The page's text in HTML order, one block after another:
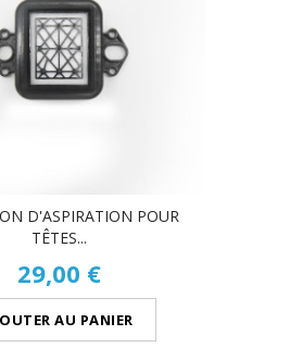
D'ASPIRATION POUR
TÊTES...
29,00 €
AU PANIER